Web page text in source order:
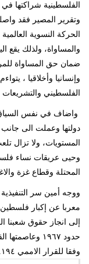
الفلسطينية شراكتها
وتقرير المصير فقد
الحركة النسوية
والمساواة، ولذلك يقع
ضمان حق المساواة
وإنسانيا وأخلاقيا ،
الفلسطيني والتشريعات
واضاف في نفس
دولتها وعملت الى جانب
المستويات، ولا تزال
وحيى عريقات نساء
المحتلة وقطاع غزة
ووجه أمين سر
معربا عن إكبار
إلى انجاز حقوق شعبنا
حدود ١٩٦٧
وفقا للقرار الاممي ١٩٤.